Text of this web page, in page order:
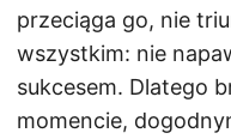
przeciąga go, nie
wszystkim: nie
sukcesem. Dlatego
momencie,